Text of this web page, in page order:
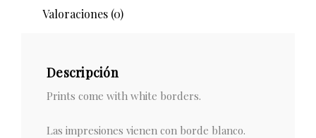
Valoraciones (0)
Descripción
Prints come with white borders.
Las impresiones vienen con borde blanco.